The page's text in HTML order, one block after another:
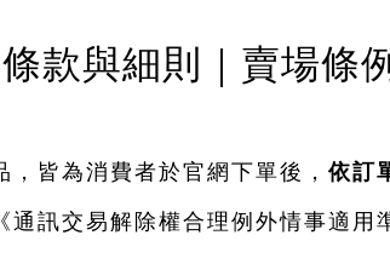
條款與細則｜賣場條
，皆為消費者於官網下單後， 依訂
通訊交易解除權合理例外情事適用